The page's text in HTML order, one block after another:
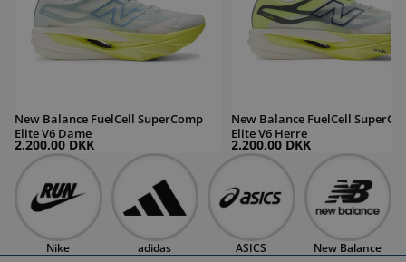
New Balance FuelCell SuperComp
Elite V6 Dame
2.200,00 DKK
New Balance FuelCell
Elite V6 Herre
2.200,00 DKK
Nike adidas ASICS New Balance